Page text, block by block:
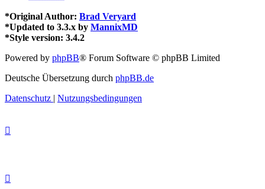
*Original Author: Brad Veryard
*Updated to 3.3.x by MannixMD
*Style version: 3.4.2
Powered by phpBB® Forum Software © phpBB Limited
Deutsche Übersetzung durch phpBB.de
Datenschutz | Nutzungsbedingungen